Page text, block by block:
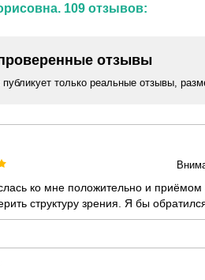
109 отзывов:
отзывы
только реальные отзывы,
ко мне положительно и
структуру зрения. Я бы